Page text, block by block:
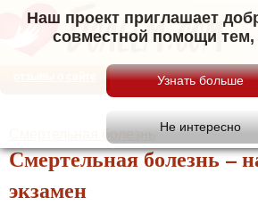
Наш проект приглашает
совместной помощи тем,
Смертельная болезнь
Смертельная болезнь –
экзамен